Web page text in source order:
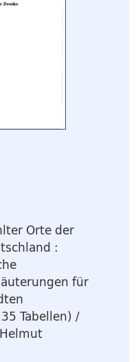
Orte der
:
für
Tabellen) /